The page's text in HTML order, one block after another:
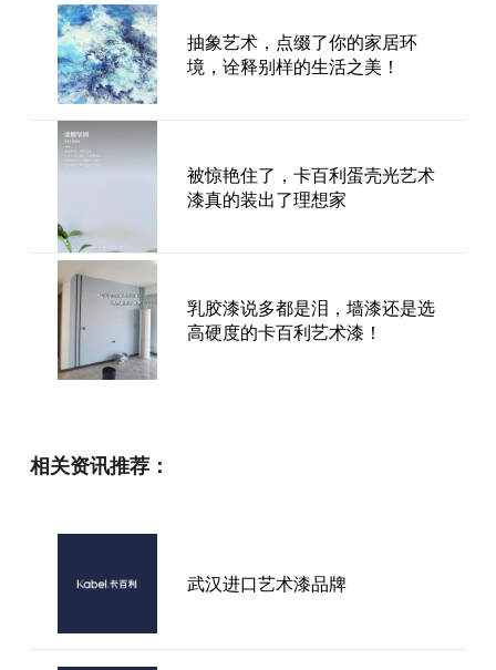
抽象艺术，点缀了你的家居环
境，诠释别样的生活之美！
被惊艳住了，卡百利蛋壳光艺术
漆真的装出了理想家
乳胶漆说多都是泪，墙漆还是选
高硬度的卡百利艺术漆！
卡百利净醛罗马水晶艺术漆，真
的能让家更健康耐用吗？
相关资讯推荐：
武汉进口艺术漆品牌